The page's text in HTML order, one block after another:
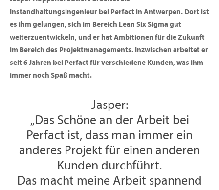
Instandhaltungsingenieur bei Perfact in Antwerpen. Dort ist
es ihm gelungen, sich im Bereich Lean Six Sigma gut
weiterzuentwickeln, und er hat Ambitionen für die Zukunft
im Bereich des Projektmanagements. Inzwischen arbeitet er
seit 6 Jahren bei Perfact für verschiedene Kunden, was ihm
immer noch Spaß macht.
Jasper:
„Das Schöne an der Arbeit bei
Perfact ist, dass man immer ein
anderes Projekt für einen anderen
Kunden durchführt.
Das macht meine Arbeit spannend